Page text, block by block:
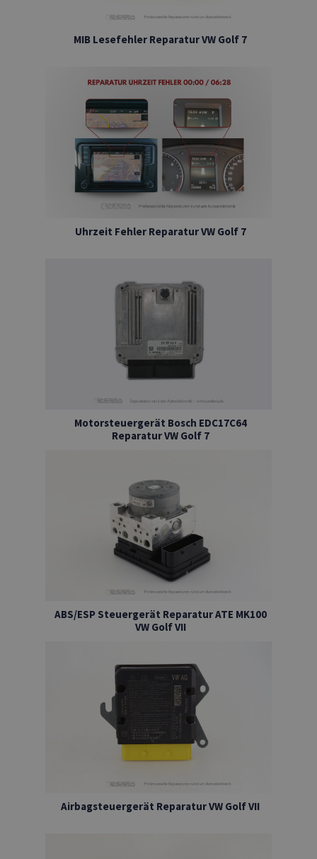
MIB Lesefehler Reparatur VW Golf 7
Uhrzeit Fehler Reparatur VW Golf 7
Motorsteuergerät Bosch EDC17C64
Reparatur VW Golf 7
ABS/ESP Steuergerät Reparatur ATE MK100
VW Golf VII
Airbagsteuergerät Reparatur VW Golf VII